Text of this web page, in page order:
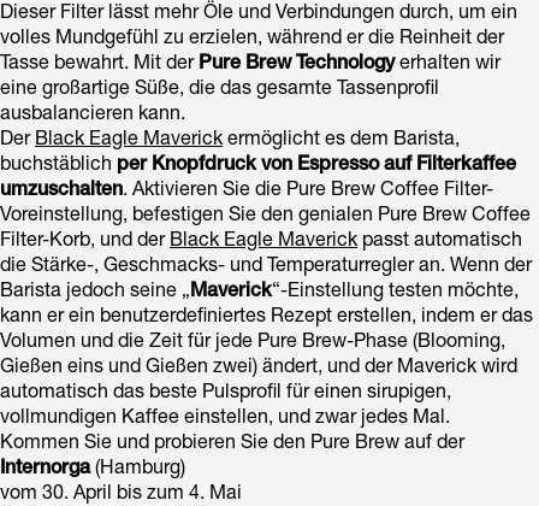
Dieser Filter lässt mehr Öle und Verbindungen durch, um ein
volles Mundgefühl zu erzielen, während er die Reinheit der
Tasse bewahrt. Mit der Pure Brew Technologyerhalten wir
eine großartige Süße, die das gesamte Tassenprofil
ausbalancieren kann.
Der Black Eagle Maverick ermöglicht es dem Barista,
buchstäblich per Knopfdruck von Espresso auf Filterkaffee
umzuschalten. Aktivieren Sie die Pure Brew Coffee Filter-
Voreinstellung, befestigen Sie den genialen Pure Brew Coffee
Filter-Korb, und der Black Eagle Maverick passt automatisch
die Stärke-, Geschmacks- und Temperaturregler an. Wenn der
Barista jedoch seine „Maverick“-Einstellung testen möchte,
kann er ein benutzerdefiniertes Rezept erstellen, indem er das
Volumen und die Zeit für jede Pure Brew-Phase (Blooming,
Gießen eins und Gießen zwei) ändert, und der Maverick wird
automatisch das beste Pulsprofil für einen sirupigen,
vollmundigen Kaffee einstellen, und zwar jedes Mal.
Kommen Sie und probieren Sie den Pure Brew auf der
Internorga(Hamburg)
vom 30. April bis zum 4. Mai